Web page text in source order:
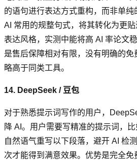
的语句进行表达方式重构，而非单纯
AI 常用的规整句式，将其转化为更
表达风格，实测中能将高 AI 率论文
是售后保障相对有限，没有明确的
略高于同类工具。
14. DeepSeek / 豆包
对于熟悉提示词写作的用户，
降 AI。用户需要写精准的提示词，
自然语气重写以下段落，避开 AI 检
次才能得到满意效果。优势是完全